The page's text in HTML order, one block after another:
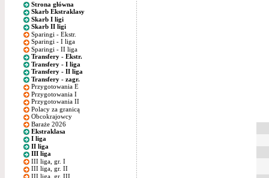
Strona główna
Skarb Ekstraklasy
Skarb I ligi
Skarb II ligi
Sparingi - Ekstr.
Sparingi - I liga
Sparingi - II liga
Transfery - Ekstr.
Transfery - I liga
Transfery - II liga
Transfery - zagr.
Przygotowania E
Przygotowania I
Przygotowania II
Polacy za granicą
Obcokrajowcy
Baraże 2026
Ekstraklasa
I liga
II liga
III liga
III liga, gr. I
III liga, gr. II
III liga, gr. III